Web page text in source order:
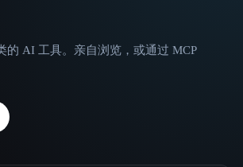
的 AI 工具。亲自浏览，或通过 MCP